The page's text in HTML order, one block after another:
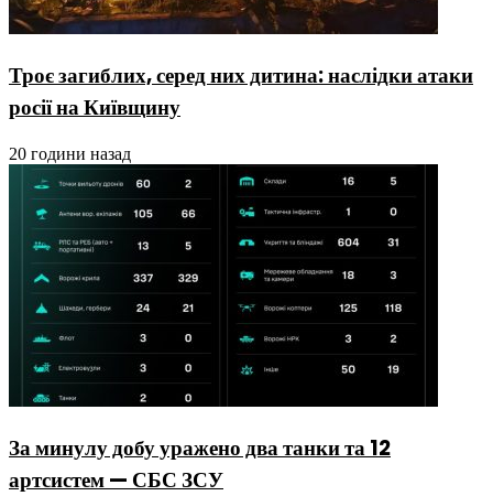
Троє загиблих, серед них дитина: наслідки атаки
росії на Київщину
20 години назад
За минулу добу уражено два танки та 12
артсистем — СБС ЗСУ